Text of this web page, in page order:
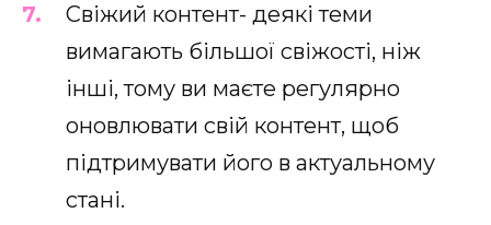
Свіжий контент- деякі теми
вимагають більшої свіжості, ніж
інші, тому ви маєте регулярно
оновлювати свій контент, щоб
підтримувати його в актуальному
стані.